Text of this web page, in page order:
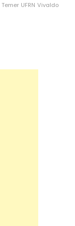
Temer UFRN Vivaldo